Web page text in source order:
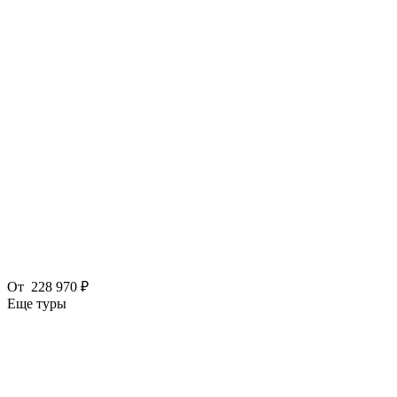
От 228 970 ₽
Еще туры